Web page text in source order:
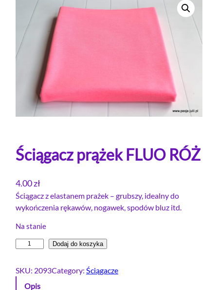
Ściągacz prążek FLUO RÓŻ
4.00zł
Ściągacz z elastanem prażek – grubszy, idealny do
wykończenia rękawów, nogawek, spodów bluz itd.
Na stanie
o
ś
Dodaj do koszyka
SKU: 2093Category: Ściągacze
Opis